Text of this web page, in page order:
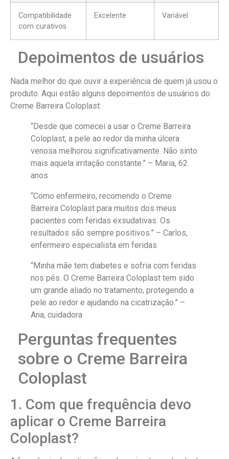
Compatibilidade
com curativos
Excelente Variável
Depoimentos de usuários
Nada melhor do que ouvir a experiência de quem já usou o
produto. Aqui estão alguns depoimentos de usuários do
Creme Barreira Coloplast:
“Desde que comecei a usar o Creme Barreira
Coloplast, a pele ao redor da minha úlcera
venosa melhorou significativamente. Não sinto
mais aquela irritação constante.” – Maria, 62
anos
“Como enfermeiro, recomendo o Creme
Barreira Coloplast para muitos dos meus
pacientes com feridas exsudativas. Os
resultados são sempre positivos.” – Carlos,
enfermeiro especialista em feridas
“Minha mãe tem diabetes e sofria com feridas
nos pés. O Creme Barreira Coloplast tem sido
um grande aliado no tratamento, protegendo a
pele ao redor e ajudando na cicatrização.” –
Ana, cuidadora
Perguntas frequentes
sobre o Creme Barreira
Coloplast
1. Com que frequência devo
aplicar o Creme Barreira
Coloplast?